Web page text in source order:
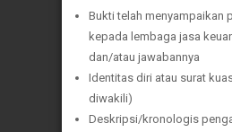
Bukti telah menyampaikan
kepada lembaga jasa
dan/atau jawabannya
Identitas diri atau surat
diwakili)
Deskripsi/kronologis